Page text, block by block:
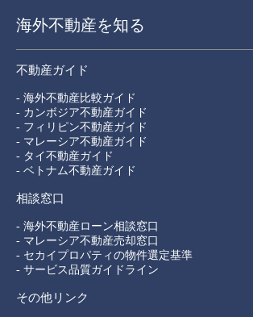
海外不動産を知る
不動産ガイド
- 海外不動産比較ガイド
- カンボジア不動産ガイド
- フィリピン不動産ガイド
- マレーシア不動産ガイド
- タイ不動産ガイド
- ベトナム不動産ガイド
相談窓口
- 海外不動産ローン相談窓口
- マレーシア不動産売却窓口
- セカイプロパティの物件選定基準
- サービス品質ガイドライン
その他リンク